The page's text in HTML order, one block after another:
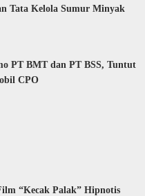
Tata Kelola Sumur Minyak
PT BMT dan PT BSS, Tuntut
CPO
“Kecak Palak” Hipnotis